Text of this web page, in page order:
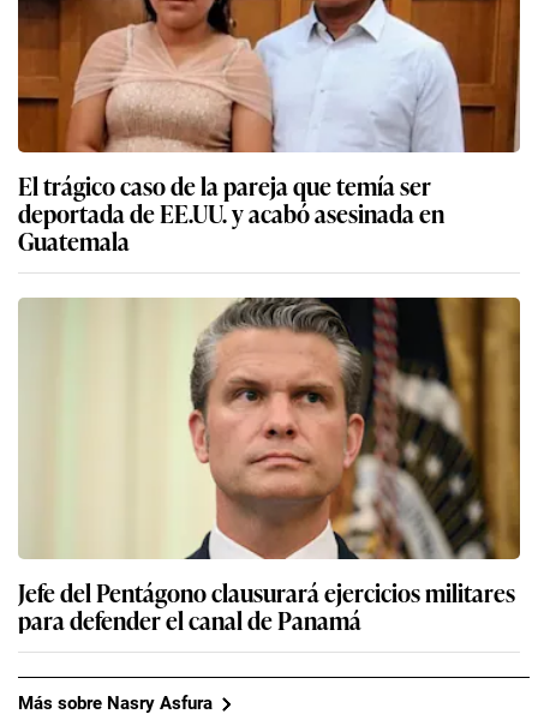
El trágico caso de la pareja que temía ser
deportada de EE.UU. y acabó asesinada en
Guatemala
Jefe del Pentágono clausurará ejercicios militares
para defender el canal de Panamá
Más sobre Nasry Asfura